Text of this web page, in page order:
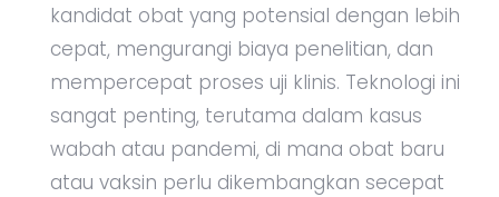
kandidat obat yang potensial dengan lebih
cepat, mengurangi biaya penelitian, dan
mempercepat proses uji klinis. Teknologi ini
sangat penting, terutama dalam kasus
wabah atau pandemi, di mana obat baru
atau vaksin perlu dikembangkan secepat